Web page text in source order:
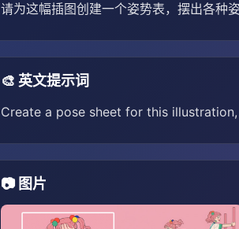
请为这幅插图创建一个姿势表，摆出各种
🎨 英文提示词
Create a pose sheet for this
📷 图片